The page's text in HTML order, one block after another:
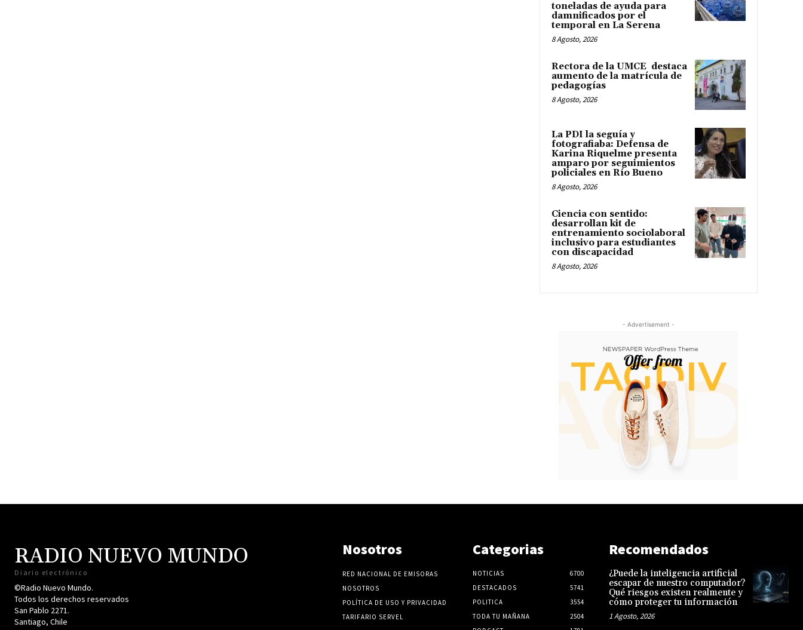
toneladas de ayuda para
damnificados por el
temporal en La Serena
8 Agosto, 2026
Rectora de la UMCE destaca
aumento de la matrícula de
pedagogías
8 Agosto, 2026
La PDI la seguía y
fotografiaba: Defensa de
Karina Riquelme presenta
amparo por seguimientos
policiales en Río Bueno
8 Agosto, 2026
Ciencia con sentido:
desarrollan kit de
entrenamiento sociolaboral
inclusivo para estudiantes
con discapacidad
8 Agosto, 2026
- Advertisement -
RADIO NUEVO MUNDO
Diario electrónico
©Radio Nuevo Mundo.
Todos los derechos reservados
San Pablo 2271.
Santiago, Chile
Nosotros
RED NACIONAL DE EMISORAS
NOSOTROS
POLÍTICA DE USO Y PRIVACIDAD
TARIFARIO SERVEL
Categorias
NOTICIAS
6700
DESTACADOS
5741
POLITICA
3554
TODA TU MAÑANA
2504
Recomendados
¿Puede la inteligencia artificial
escapar de nuestro computador?
Qué riesgos existen realmente y
cómo proteger tu información
1 Agosto, 2026